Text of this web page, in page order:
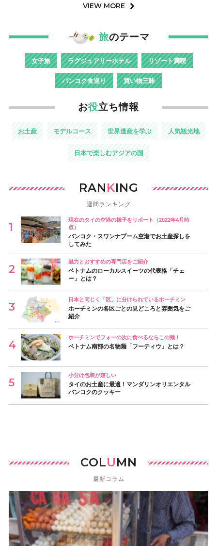
VIEW MORE
旅のテーマ
女子旅 ラグジュアリーホテル リゾート満喫
バンコク食巡り 買い物三昧
お役立ち情報
お土産 モデルコース 世界遺産を学ぶ 人気観光地
日本で楽しむアジアの国
RANKING
週間ランキング
現在のタイの空港の様子をリポート（2022年4月時
点）
バンコク・スワンナプーム空港でお土産探しを
してみた
魅力とおすすめの専門店をご紹介
ベトナムのローカルスイーツの代表格「チェ
ー」とは？
日本と同じく「区」に分けられているホーチミン
ホーチミンの各区ごとの見どころと雰囲気をご
紹介
ホーチミンでフォーの次に食べるならこの麺！
ベトナム南部の名物麺「フーティウ」とは？
小分け包装が嬉しい
タイのお土産に最適！マンダリンオリエンタル
バンコクのクッキー
COLUMN
最新コラム